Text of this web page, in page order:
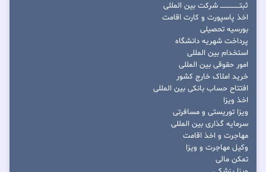
ثبتــــــــــــــــ شرکت بین المللی
اخذ پاسپورت و کارت اقامت
بورسیه تحصیلی
پرداخت شهریه دانشگاه
استخدام بین المللی
امور حقوقی بین المللی
خرید املاک خارج کشور
افتتاح حساب بانکی بین المللی
اخذ ویزا
ویزا توریستی و مسافرتی
سرمایه گذاری بین المللی
مهاجرت و اخذ اقامت
وکیل مهاجرت و ویزا
تمکن مالی